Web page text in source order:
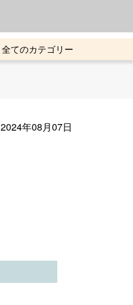
2024年08月07日